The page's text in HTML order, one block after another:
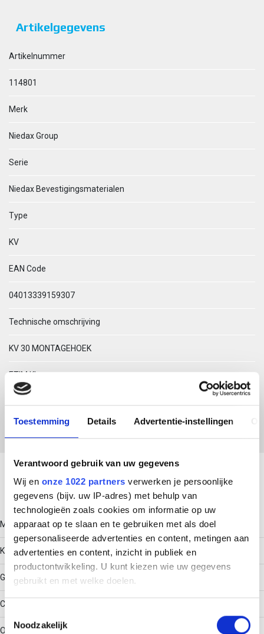
Toestemming Details Advertentie-instellingen
Verantwoord gebruik van uw gegevens
Wij en onze 1022 partners verwerken je persoonlijke
gegevens (bijv. uw IP-adres) met behulp van
technologieën zoals cookies om informatie op uw
apparaat op te slaan en te gebruiken met als doel
gepersonaliseerde advertenties en content, metingen aan
advertenties en content, inzicht in publiek en
productontwikkeling. U kunt kiezen wie uw gegevens
gebruikt en met welke doelen.
Informatie verzamelen over uw geografische locatie,
Noodzakelijk
Artikelgegevens
Artikelnummer
114801
Merk
Niedax Group
Serie
Niedax Bevestigingsmaterialen
Type
KV
EAN Code
04013339159307
Technische omschrijving
KV 30 MONTAGEHOEK
ETIM Klasse
Technische gegevens
Model
Kruiskoppeling
Geschikt voor
C-profiel
Oppervlaktebescherming